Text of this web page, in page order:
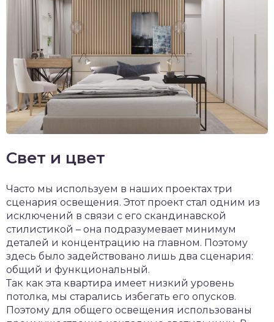
Свет и цвет
Часто мы используем в наших проектах три
сценария освещения. Этот проект стал одним из
исключений в связи с его скандинавской
стилистикой – она подразумевает минимум
деталей и концентрацию на главном. Поэтому
здесь было задействовано лишь два сценария:
общий и функциональный.
Так как эта квартира имеет низкий уровень
потолка, мы старались избегать его опусков.
Поэтому для общего освещения использованы